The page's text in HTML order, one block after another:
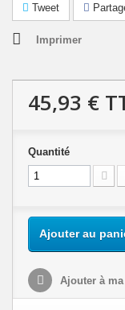
Tweet
Imprimer
45,93 €
Quantité
Ajouter au
Ajouter à